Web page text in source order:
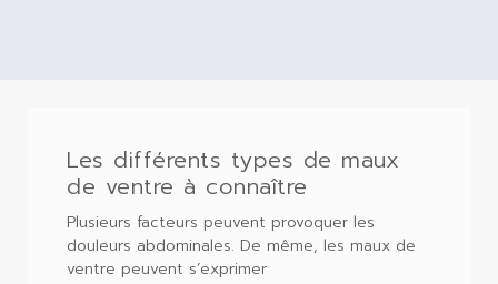
Les différents types de maux
de ventre à connaître
Plusieurs facteurs peuvent provoquer les
douleurs abdominales. De même, les maux de
ventre peuvent s’exprimer